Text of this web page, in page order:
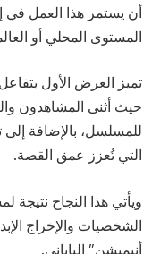
أن يستمر هذا العمل في
المستوى المحلي أو
تميز العرض الأول
حيث أثنى المشاهدون
للمسلسل، بالإضافة
التي تُعزز عمق القصة.
الشخصيات والإخراج
أنيميشن” الياباني.